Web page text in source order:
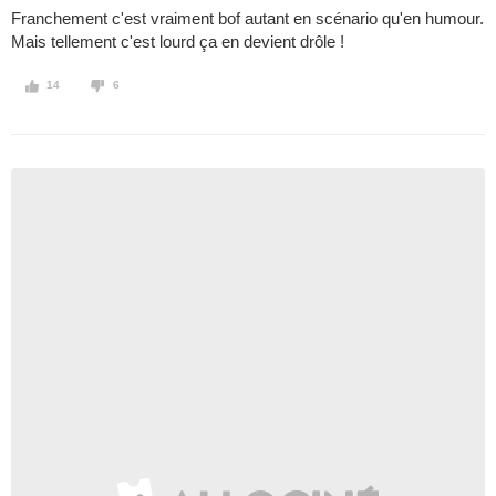
Franchement c'est vraiment bof autant en scénario qu'en humour.
Mais tellement c'est lourd ça en devient drôle !
14 6